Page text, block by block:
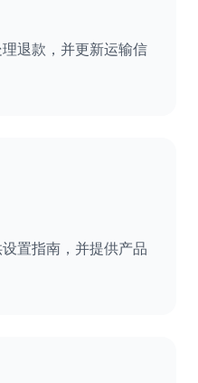
退款，并更新运输信
置指南，并提供产品